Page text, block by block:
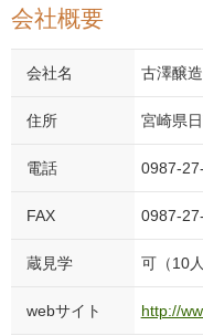
会社概要
会社名 古澤醸
住所 宮崎県
電話 0987-
FAX 0987-
蔵見学 可（10
webサイト http://